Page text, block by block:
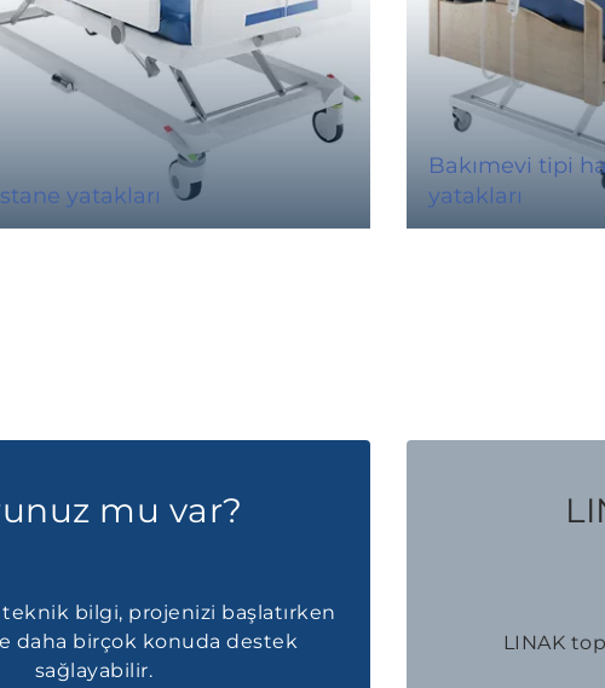
yatakları
Bakımevi tipi
yatakları
mu var?
bilgi, projenizi başlatırken
daha birçok konuda destek
sağlayabilir.
LINAK